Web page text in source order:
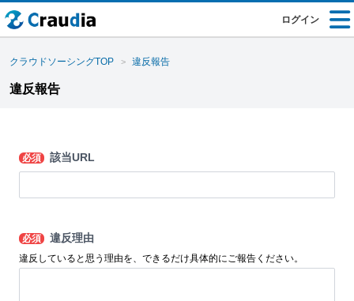
ログイン
クラウドソーシングTOP 違反報告
違反報告
必須 該当URL
必須 違反理由
違反していると思う理由を、できるだけ具体的にご報告ください。